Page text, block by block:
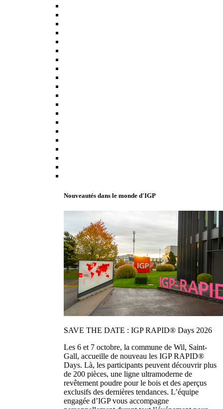
Nouveautés dans le monde d'IGP
SAVE THE DATE : IGP RAPID® Days 2026
Les 6 et 7 octobre, la commune de Wil, Saint-
Gall, accueille de nouveau les IGP RAPID®
Days. Là, les participants peuvent découvrir plus
de 200 pièces, une ligne ultramoderne de
revêtement poudre pour le bois et des aperçus
exclusifs des dernières tendances. L’équipe
engagée d’IGP vous accompagne